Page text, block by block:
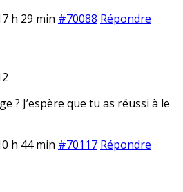
h 29 min #70088 Répondre
? J’espère que tu as réussi à le
h 44 min #70117 Répondre